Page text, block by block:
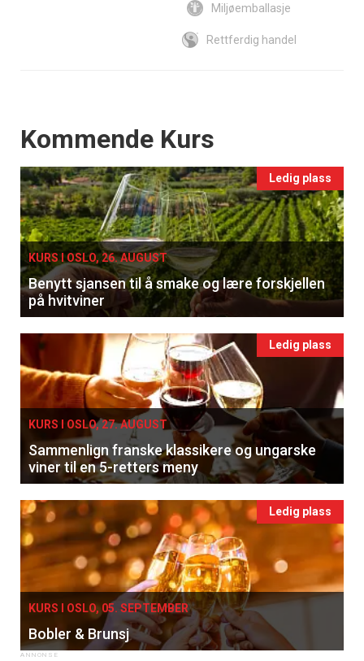
Miljøemballasje
Rettferdig handel
Events
Kommende Kurs
Ledig plass
KURS I OSLO, 26. AUGUST
Benytt sjansen til å smake og lære forskjellen
på hvitviner
Ledig plass
KURS I OSLO, 27. AUGUST
Sammenlign franske klassikere og ungarske
viner til en 5-retters meny
Ledig plass
KURS I OSLO, 05. SEPTEMBER
Bobler & Brunsj